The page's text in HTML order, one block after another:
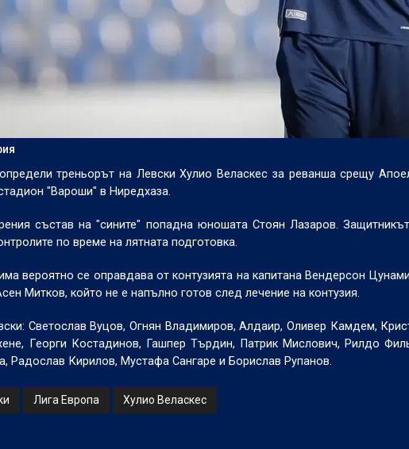
треньорът на Левски Хулио Веласкес за реванша срещу
"Вароши" в Ниредхаза.
състав на "сините" попадна юношата Стоян Лазаров.
по време на лятната подготовка.
вероятно се оправдава от контузията на капитана Вендерсон
Митков, който не е напълно готов след лечение на контузия.
Светослав Вуцов, Огнян Владимиров, Алдаир, Оливер Камдем,
Георги Костадинов, Гашпер Търдин, Патрик Мислович, Рилдо
Радослав Кирилов, Мустафа Сангаре и Борислав Рупанов.
Лига Европа Хулио Веласкес